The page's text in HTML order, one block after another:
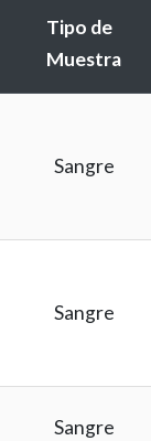
Tipo de
Muestra
Sangre
Sangre
Sangre